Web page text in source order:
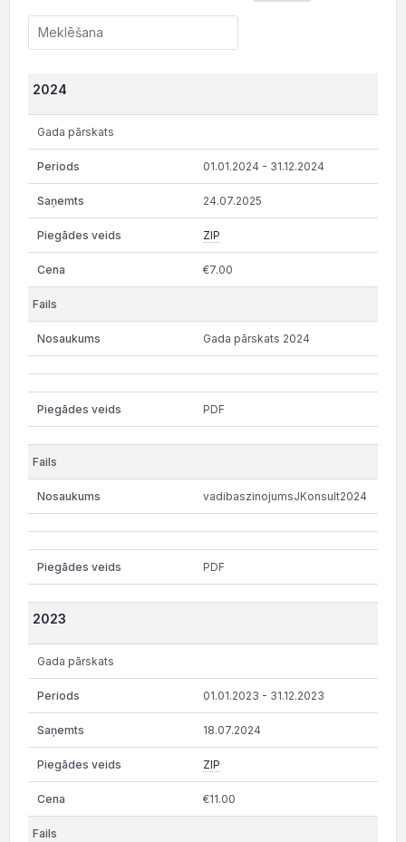
2024
Gada pārskats
01.01.2024 - 31.12.2024
24.07.2025
ZIP
€7.00
Gada pārskats 2024
PDF
vadibaszinojumsJKonsult2024
PDF
2023
Gada pārskats
01.01.2023 - 31.12.2023
18.07.2024
ZIP
€11.00